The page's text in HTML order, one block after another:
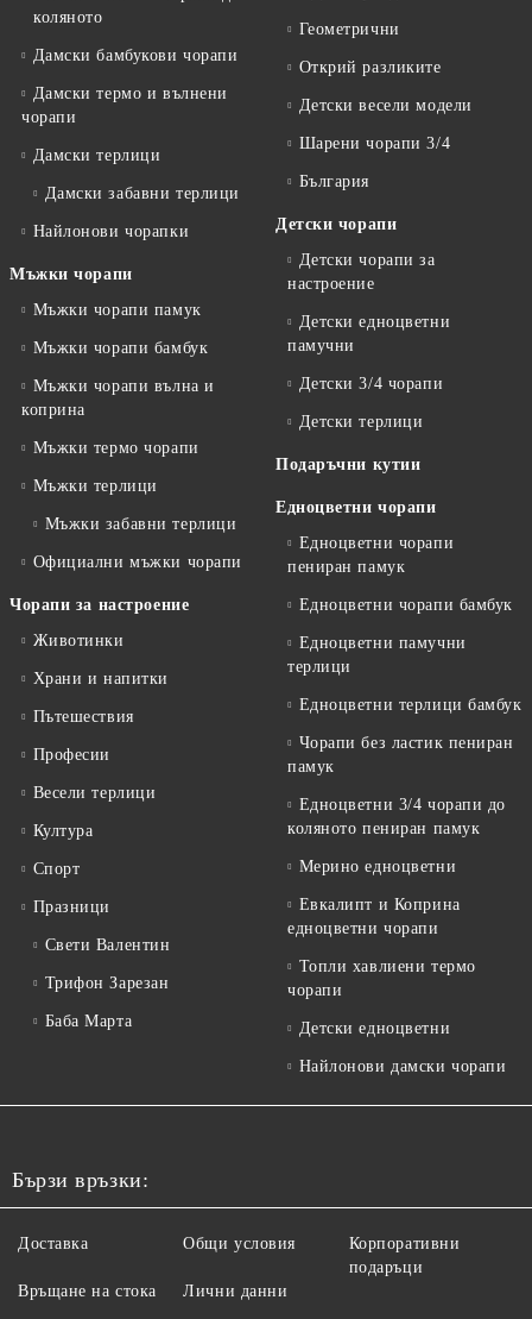
коляното
Дамски бамбукови чорапи
Дамски термо и вълнени
чорапи
Дамски терлици
Дамски забавни терлици
Найлонови чорапки
Мъжки чорапи
Мъжки чорапи памук
Мъжки чорапи бамбук
Мъжки чорапи вълна и
коприна
Мъжки термо чорапи
Мъжки терлици
Мъжки забавни терлици
Официални мъжки чорапи
Чорапи за настроение
Животинки
Храни и напитки
Пътешествия
Професии
Весели терлици
Култура
Спорт
Празници
Свети Валентин
Трифон Зарезан
Баба Марта
Геометрични
Открий разликите
Детски весели модели
Шарени чорапи 3/4
България
Детски чорапи
Детски чорапи за
настроение
Детски едноцветни
памучни
Детски 3/4 чорапи
Детски терлици
Подаръчни кутии
Едноцветни чорапи
Едноцветни чорапи
пениран памук
Едноцветни чорапи бамбук
Едноцветни памучни
терлици
Едноцветни терлици бамбук
Чорапи без ластик пениран
памук
Едноцветни 3/4 чорапи до
коляното пениран памук
Мерино едноцветни
Евкалипт и Коприна
едноцветни чорапи
Топли хавлиени термо
чорапи
Детски едноцветни
Найлонови дамски чорапи
Бързи връзки:
Доставка
Връщане на стока
Общи условия
Лични данни
Корпоративни
подаръци